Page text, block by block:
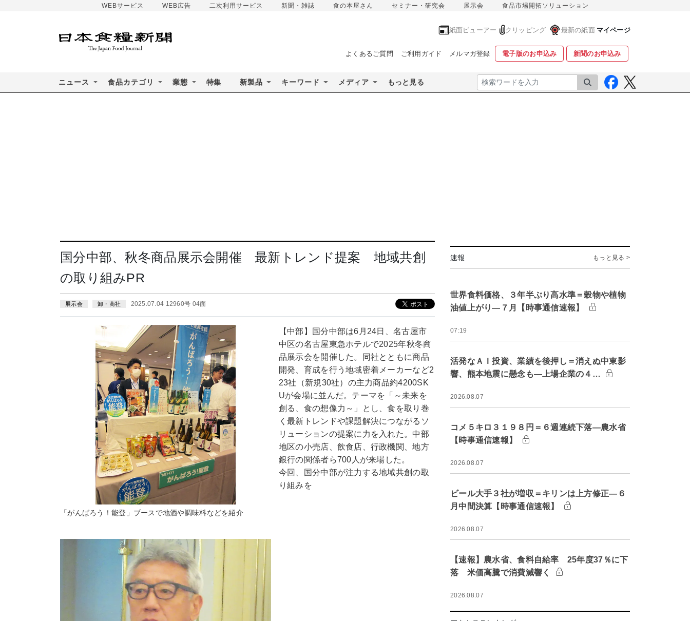
WEBサービス WEB広告 二次利用サービス 新聞・雑誌 食の本屋さん セミナー・研究会 展示会 食品市場開拓ソリューション
紙面ビューアー クリッピング 最新の紙面 マイページ
よくあるご質問 ご利用ガイド メルマガ登録 電子版のお申込み 新聞のお申込み
ニュース 食品カテゴリ 業態 特集 新製品 キーワード メディア もっと見る 検索
国分中部、秋冬商品展示会開催 最新トレンド提案 地域共創
の取り組みPR
展示会 卸・商社 2025.07.04 12960号 04面
「がんばろう！能登」ブースで地酒や調味料などを紹介
【中部】国分中部は6月24日、名古屋市
中区の名古屋東急ホテルで2025年秋冬商
品展示会を開催した。同社とともに商品
開発、育成を行う地域密着メーカーなど2
23社（新規30社）の主力商品約4200SK
Uが会場に並んだ。テーマを「～未来を
創る、食の想像力～」とし、食を取り巻
く最新トレンドや課題解決につながるソ
リューションの提案に力を入れた。中部
地区の小売店、飲食店、行政機関、地方
銀行の関係者ら700人が来場した。
今回、国分中部が注力する地域共創の取
り組みを
速報 もっと見る >
世界食料価格、３年半ぶり高水準＝穀物や植物
油値上がり―７月【時事通信速報】
07:19
活発なＡＩ投資、業績を後押し＝消えぬ中東影
響、熊本地震に懸念も―上場企業の４…
2026.08.07
コメ５キロ３１９８円＝６週連続下落―農水省
【時事通信速報】
2026.08.07
ビール大手３社が増収＝キリンは上方修正―６
月中間決算【時事通信速報】
2026.08.07
【速報】農水省、食料自給率 25年度37％に下
落 米価高騰で消費減響く
2026.08.07